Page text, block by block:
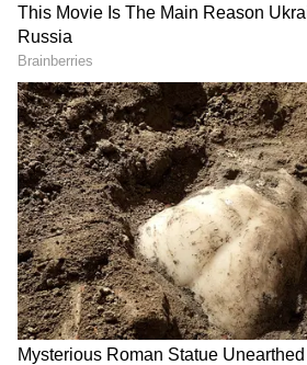
Image Credit :Asianet News
వృషభ రాశి
వృషభ రాశి వారి ఇంట జ్యేష్ట
వెల్లివిరుస్తుంది.ఈ రాశి వారి ఇంట్లో
అవకాశం ఉంది. ఇక ఉద్యోగం
లేదా జీతం పెరిగే అవకాశం ఉంది. పెళ్లి
వారికి మంచి సంబంధం కుదురుతుంది.
సంబంధించిన సమస్యలు